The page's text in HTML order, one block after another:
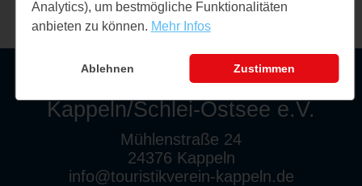
Touristikverein
Kappeln/Schlei-Ostsee e.V.
Mühlenstraße 24
24376 Kappeln
info@touristikverein-kappeln.de
Analytics), um bestmögliche Funktionalitäten
anbieten zu können. Mehr Infos
Ablehnen Zustimmen